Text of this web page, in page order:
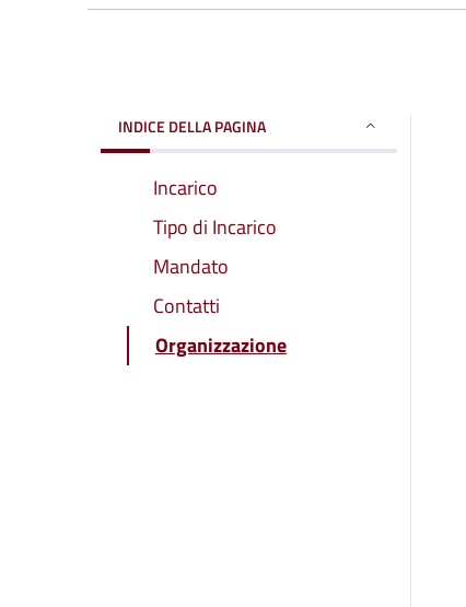
INDICE DELLA PAGINA
Incarico
Tipo di Incarico
Mandato
Contatti
Organizzazione